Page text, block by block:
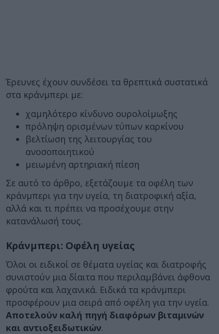
Έρευνες έχουν συνδέσει τα θρεπτικά συστατικά
στα κράνμπερι με:
χαμηλότερο κίνδυνο ουρολοίμωξης
πρόληψη ορισμένων τύπων καρκίνου
βελτίωση της λειτουργίας του
ανοσοποιητικού
μειωμένη αρτηριακή πίεση
Σε αυτό το άρθρο, εξετάζουμε τα οφέλη των
κράνμπερι για την υγεία, τη διατροφική αξία,
αλλά και τι πρέπει να προσέχουμε στην
κατανάλωσή τους.
Κράνμπερι: Οφέλη υγείας
Όλοι οι ειδικοί σε θέματα υγείας και διατροφής
συνιστούν μια δίαιτα που περιλαμβάνει άφθονα
φρούτα και λαχανικά. Ειδικά τα κράνμπερι
προσφέρουν μια σειρά από οφέλη για την υγεία.
Αποτελούν καλή πηγή διαφόρων βιταμινών
και αντιοξειδωτικών.